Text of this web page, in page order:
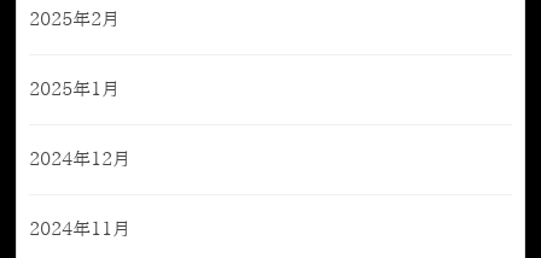
2025年2月
2025年1月
2024年12月
2024年11月